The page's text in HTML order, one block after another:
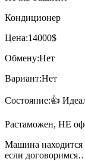
Кондиционер
Цена:14000$
Обмену:Нет
Вариант:Нет
️Состояние:️️️️️👍
Растаможен, НЕ
Машина находится
если